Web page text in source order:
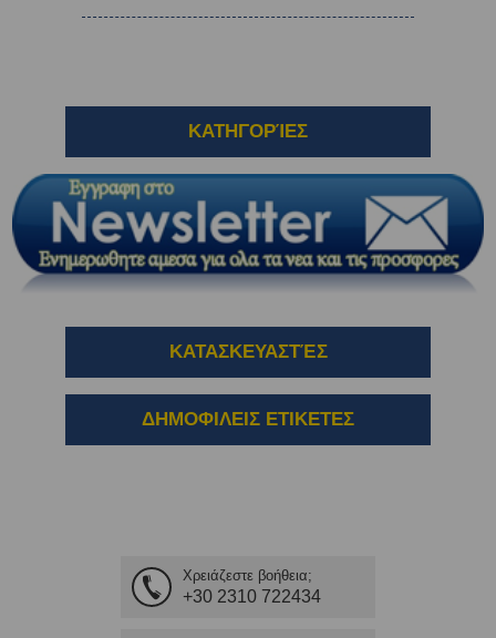
ΚΑΤΗΓΟΡΊΕΣ
ΚΑΤΑΣΚΕΥΑΣΤΈΣ
ΔΗΜΟΦΙΛΕΙΣ ΕΤΙΚΕΤΕΣ
Χρειάζεστε βοήθεια;
+30 2310 722434